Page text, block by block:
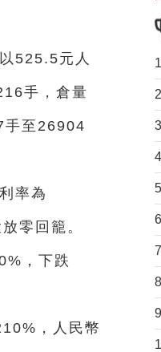
525.5元人
手，倉量
手至26904
率為
零回籠。
，下跌
，人民幣